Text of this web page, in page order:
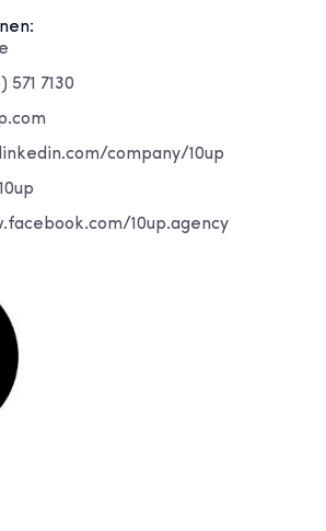
571 7130
company/10up
10up.agency